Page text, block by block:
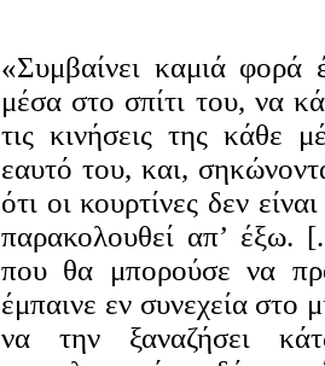
«Συμβαίνει καμιά φορά
μέσα στο σπίτι του, να
τις κινήσεις της κάθε
εαυτό του, και,
ότι οι κουρτίνες δεν
παρακολουθεί απ’ έξω.
που θα μπορούσε να
έμπαινε εν συνεχεία στο
να την ξαναζήσει